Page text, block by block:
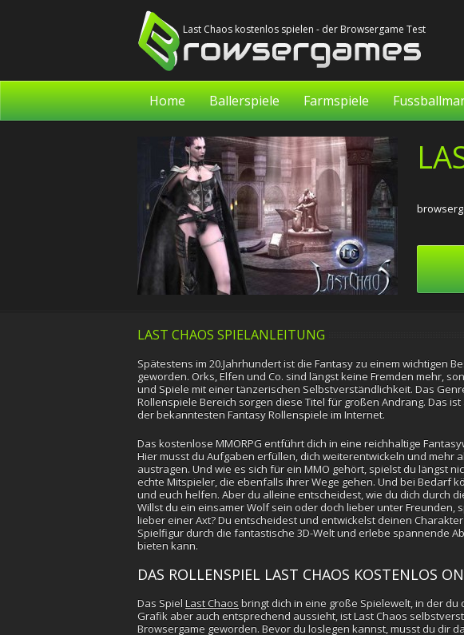
Last Chaos kostenlos spielen - der Browsergame Test
Home Ballerspiele Farmspiele
LAST CHAOS SPIELANLEITUNG
Spätestens im 20.Jahrhundert ist die Fantasy zu einem wichtigen
geworden. Orks, Elfen und Co. sind längst keine Fremden mehr,
und Spiele mit einer tänzerischen Selbstverständlichkeit. Das
Rollenspiele Bereich sorgen diese Titel für großen Andrang. Das ist
der bekanntesten Fantasy Rollenspiele im Internet.
Das kostenlose MMORPG entführt dich in eine reichhaltige
Hier musst du Aufgaben erfüllen, dich weiterentwickeln und mehr
austragen. Und wie es sich für ein MMO gehört, spielst du längst
echte Mitspieler, die ebenfalls ihrer Wege gehen. Und bei Bedarf
und euch helfen. Aber du alleine entscheidest, wie du dich durch
Willst du ein einsamer Wolf sein oder doch lieber unter Freunden,
lieber einer Axt? Du entscheidest und entwickelst deinen
Spielfigur durch die fantastische 3D-Welt und erlebe spannende
bieten kann.
DAS ROLLENSPIEL LAST CHAOS KOSTENLOS
Das Spiel Last Chaos bringt dich in eine große Spielewelt, in der
Grafik aber auch entsprechend aussieht, ist Last Chaos
Browsergame geworden. Bevor du loslegen kannst, musst du dir